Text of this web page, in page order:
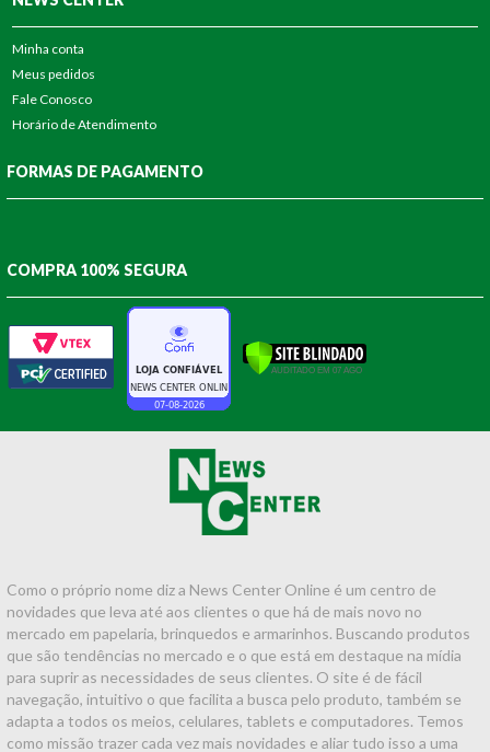
Minha conta
Meus pedidos
Fale Conosco
Horário de Atendimento
FORMAS DE PAGAMENTO
COMPRA 100% SEGURA
Como o próprio nome diz a News Center Online é um centro de
novidades que leva até aos clientes o que há de mais novo no
mercado em papelaria, brinquedos e armarinhos. Buscando produtos
que são tendências no mercado e o que está em destaque na mídia
para suprir as necessidades de seus clientes. O site é de fácil
navegação, intuitivo o que facilita a busca pelo produto, também se
adapta a todos os meios, celulares, tablets e computadores. Temos
como missão trazer cada vez mais novidades e aliar tudo isso a uma